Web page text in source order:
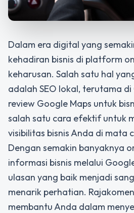
Dalam era digital yang
kehadiran bisnis di platform
keharusan. Salah satu hal
adalah SEO lokal, terutama di
review Google Maps untuk
salah satu cara efektif untuk
visibilitas bisnis Anda di mata
Dengan semakin banyaknya
informasi bisnis melalui
ulasan yang baik menjadi
menarik perhatian.
membantu Anda dalam